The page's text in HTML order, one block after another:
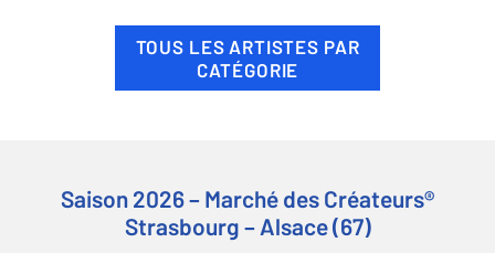
TOUS LES ARTISTES PAR
CATÉGORIE
Saison 2026 – Marché des Créateurs®
Strasbourg – Alsace (67)